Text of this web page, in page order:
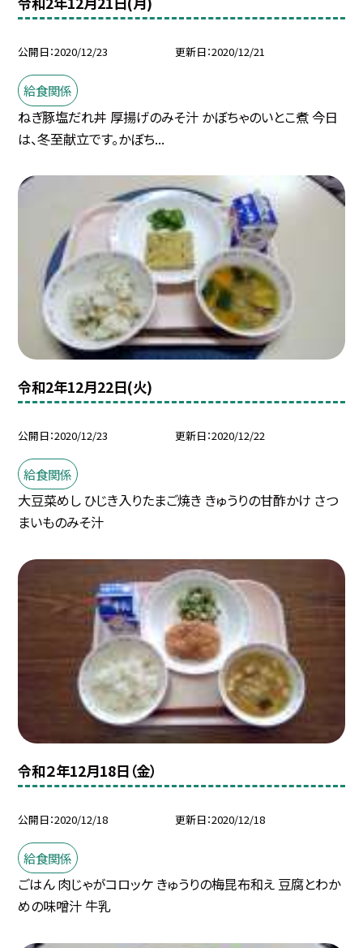
公開日 2020/12/23 更新日 2020/12/21
給食関係
ねぎ豚塩だれ丼 厚揚げのみそ汁 かぼちゃのいとこ煮 今日
は、冬至献立です。かぼち...
令和2年12月22日(火)
公開日 2020/12/23 更新日 2020/12/22
給食関係
大豆菜めし ひじき入りたまご焼き きゅうりの甘酢かけ さつ
まいものみそ汁
令和２年12月18日（金）
公開日 2020/12/18 更新日 2020/12/18
給食関係
ごはん 肉じゃがコロッケ きゅうりの梅昆布和え 豆腐とわか
めの味噌汁 牛乳